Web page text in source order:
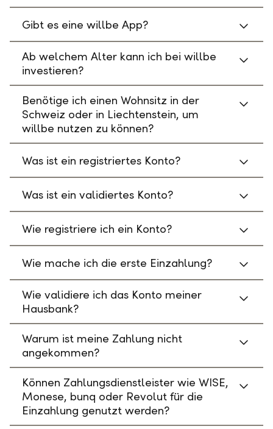
Gibt es eine willbe App?
Ab welchem Alter kann ich bei willbe
investieren?
Benötige ich einen Wohnsitz in der
Schweiz oder in Liechtenstein, um
willbe nutzen zu können?
Was ist ein registriertes Konto?
Was ist ein validiertes Konto?
Wie registriere ich ein Konto?
Wie mache ich die erste Einzahlung?
Wie validiere ich das Konto meiner
Hausbank?
Warum ist meine Zahlung nicht
angekommen?
Können Zahlungsdienstleister wie WISE,
Monese, bunq oder Revolut für die
Einzahlung genutzt werden?